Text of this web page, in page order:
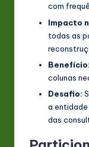
com
Impacto
todas as
Benefício:
colunas
Desafio:
a
das